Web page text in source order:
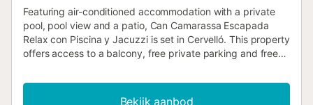
Featuring air-conditioned accommodation with a private
pool, pool view and a patio, Can Camarassa Escapada
Relax con Piscina y Jacuzzi is set in Cervelló. This property
offers access to a balcony, free private parking and free
Bekijk aanbod